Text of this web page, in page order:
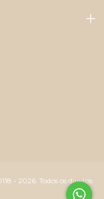
- 2026. Todos os direitos